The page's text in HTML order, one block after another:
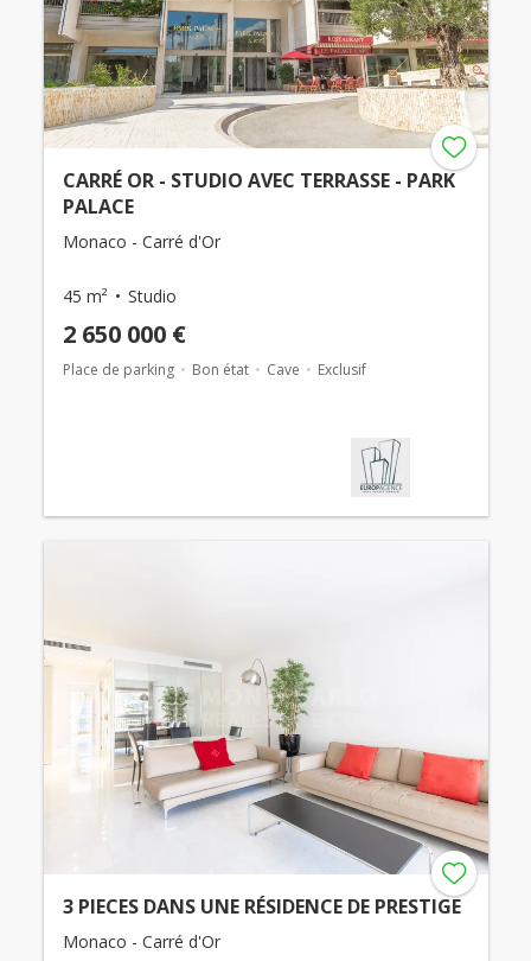
CARRÉ OR - STUDIO AVEC TERRASSE - PARK
PALACE
Monaco - Carré d'Or
45 m² Studio
2 650 000 €
Place de parking Bon état Cave Exclusif
3 PIECES DANS UNE RÉSIDENCE DE PRESTIGE
Monaco - Carré d'Or